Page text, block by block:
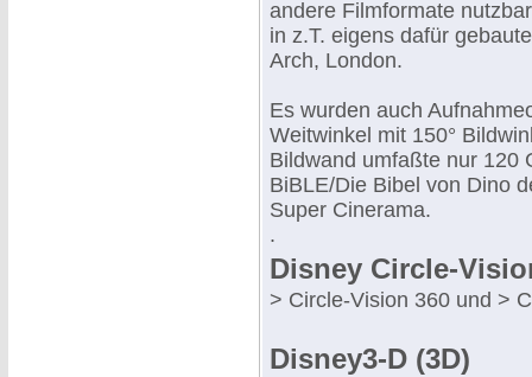
andere Filmformate
in z.T. eigens dafür
Arch, London.
Es wurden auch
Weitwinkel mit 150°
Bildwand umfaßte nur 120
BiBLE/Die Bibel von Dino
Super Cinerama.
.
Disney Circle-
> Circle-Vision 360 und >
Disney3-D (3D)